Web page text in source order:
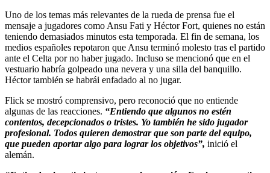
Uno de los temas más relevantes de la rueda de prensa fue el
mensaje a jugadores como Ansu Fati y Héctor Fort, quienes no están
teniendo demasiados minutos esta temporada. El fin de semana, los
medios españoles repotaron que Ansu terminó molesto tras el partido
ante el Celta por no haber jugado. Incluso se mencionó que en el
vestuario habría golpeado una nevera y una silla del banquillo.
Héctor también se habrái enfadado al no jugar.
Flick se mostró comprensivo, pero reconoció que no entiende
algunas de las reacciones. “Entiendo que algunos no estén
contentos, decepcionados o tristes. Yo también he sido jugador
profesional. Todos quieren demostrar que son parte del equipo,
que pueden aportar algo para lograr los objetivos”, inició el
alemán.